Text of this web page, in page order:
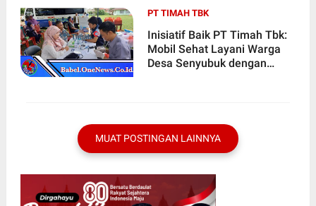
PT TIMAH TBK
Inisiatif Baik PT Timah Tbk:
Mobil Sehat Layani Warga
Desa Senyubuk dengan
MUAT POSTINGAN LAINNYA